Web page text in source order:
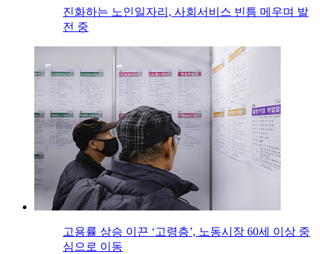
진화하는 노인일자리, 사회서비스 빈틈 메우며 발
전 중
고용률 상승 이끈 ‘고령층’, 노동시장 60세 이상 중
심으로 이동